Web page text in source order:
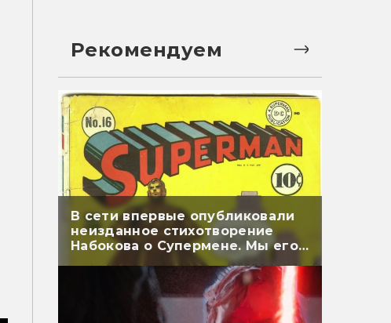
Рекомендуем
В сети впервые опубликовали
неизданное стихотворение
Набокова о Супермене. Мы его
перевели